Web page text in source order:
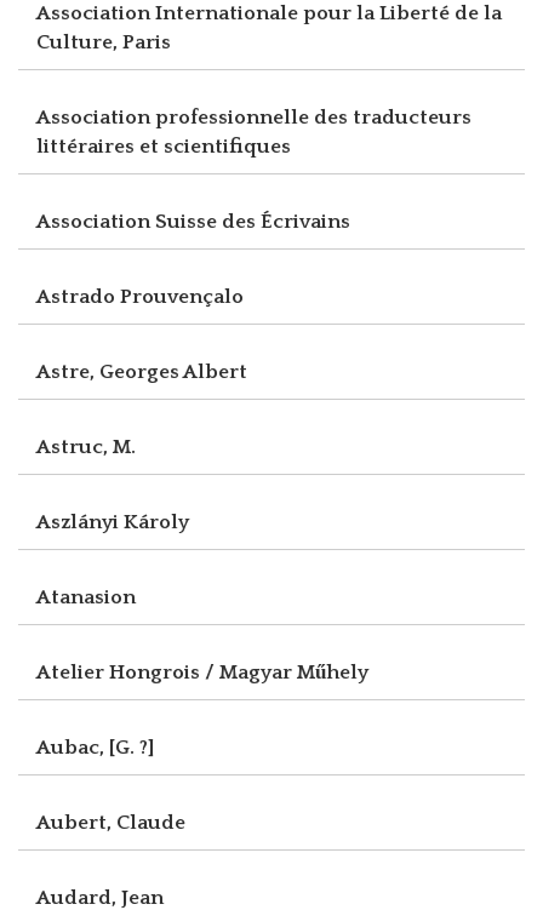
Association Internationale pour la Liberté de la
Culture, Paris
Association professionnelle des traducteurs
littéraires et scientifiques
Association Suisse des Écrivains
Astrado Prouvençalo
Astre, Georges Albert
Astruc, M.
Aszlányi Károly
Atanasion
Atelier Hongrois / Magyar Műhely
Aubac, [G. ?]
Aubert, Claude
Audard, Jean